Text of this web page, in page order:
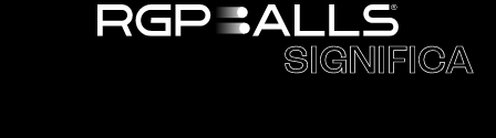
SIGNIFICA